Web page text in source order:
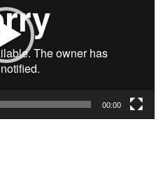
00:00